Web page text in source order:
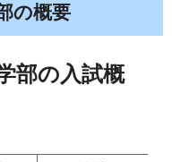
の概要
部の入試概